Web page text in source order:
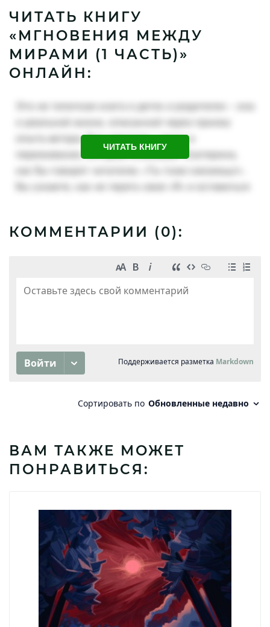
ЧИТАТЬ КНИГУ
«МГНОВЕНИЯ МЕЖДУ
МИРАМИ (1 ЧАСТЬ)»
ОНЛАЙН:
ЧИТАТЬ КНИГУ
КОММЕНТАРИИ (0):
ВАМ ТАКЖЕ МОЖЕТ
ПОНРАВИТЬСЯ: